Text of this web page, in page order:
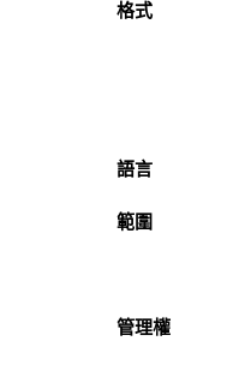
格式
語言
範圍
管理權